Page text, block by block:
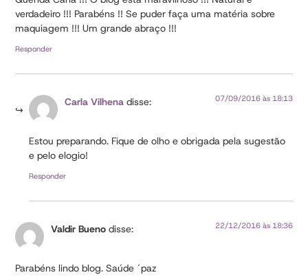
verdadeiro !!! Parabéns !! Se puder faça uma matéria sobre
maquiagem !!! Um grande abraço !!!
Responder
Carla Vilhena disse: 07/09/2016 às 18:13
Estou preparando. Fique de olho e obrigada pela sugestão
e pelo elogio!
Responder
Valdir Bueno disse: 22/12/2016 às 18:36
Parabéns lindo blog. Saúde ´paz